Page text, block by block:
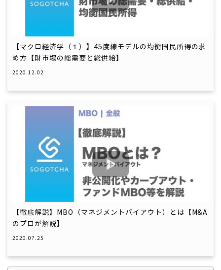
【マクロ経済学（１）】45度線モデルの均衡国民所得の求
め方【財市場の総需要と総供給】
2020.12.02
【徹底解説】MBO（マネジメントバイアウト）とは【M&A
のプロが解説】
2020.07.25